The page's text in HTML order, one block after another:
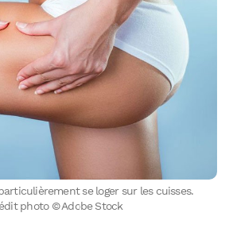
se loger sur les cuisses.
photo © Adobe Stock